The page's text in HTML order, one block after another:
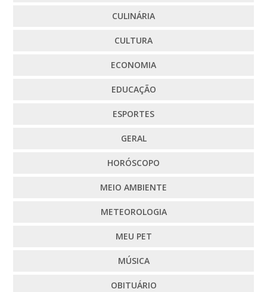
CULINÁRIA
CULTURA
ECONOMIA
EDUCAÇÃO
ESPORTES
GERAL
HORÓSCOPO
MEIO AMBIENTE
METEOROLOGIA
MEU PET
MÚSICA
OBITUÁRIO